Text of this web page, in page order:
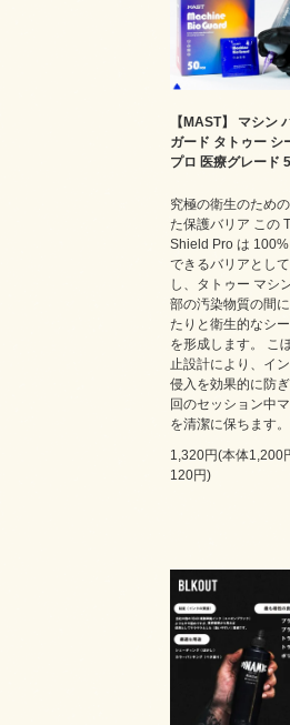
【MAST】 マシン
ガード タトゥー シ
プロ 医療グレード
究極の衛生のため
た保護バリア この
Shield Pro は
できるバリアとし
し、タトゥー マシ
部の汚染物質の間
たりと衛生的なシ
を形成します。 こ
止設計により、イ
侵入を効果的に防
回のセッション中
を清潔に保ちます。
1,320円(本体1,200
120円)